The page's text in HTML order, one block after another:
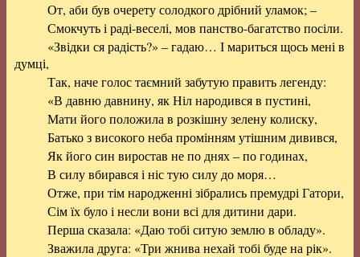
От, аби був очерету солодкого дрібний уламок; –
Смокчуть і раді-веселі, мов панство-багатство посіли.
«Звідки ся радість?» – гадаю… І мариться щось мені в
думці,
Так, наче голос таємний забутую править легенду:
«В давню давнину, як Ніл народився в пустині,
Мати його положила в розкішну зелену колиску,
Батько з високого неба промінням утішним дивився,
Як його син виростав не по днях – по годинах,
В силу вбирався і ніс тую силу до моря…
Отже, при тім народженні зібрались премудрі Гатори,
Сім їх було і несли вони всі для дитини дари.
Перша сказала: «Даю тобі ситую землю в обладу».
Зважила друга: «Три жнива нехай тобі буде на рік».